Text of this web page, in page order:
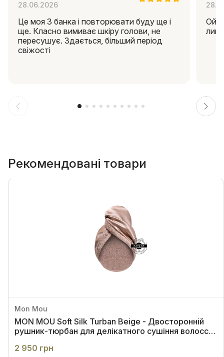
28.06.2026
Це моя 3 банка і повторювати буду ще і
ще. Класно вимиває шкіру голови, не
пересушує. Здається, більший період
свіжості
Ой
Рекомендовані товари
Mon Mou
MON MOU Soft Silk Turban Beige - Двосторонній
рушник-тюрбан для делікатного сушіння волосся
2 950 грн